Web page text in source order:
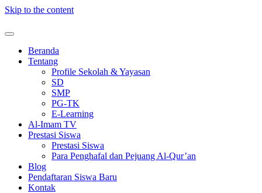
Skip to the content
Beranda
Tentang
Profile Sekolah & Yayasan
SD
SMP
PG-TK
E-Learning
Al-Imam TV
Prestasi Siswa
Prestasi Siswa
Para Penghafal dan Pejuang Al-Qur’an
Blog
Pendaftaran Siswa Baru
Kontak